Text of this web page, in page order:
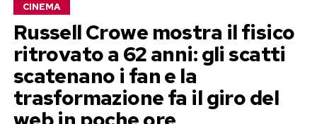
CINEMA
Russell Crowe mostra il fisico
ritrovato a 62 anni: gli scatti
scatenano i fan e la
trasformazione fa il giro del